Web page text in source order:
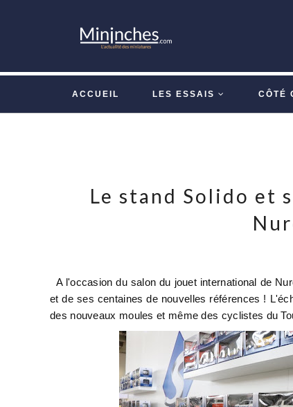
ACCUEIL LES ESSAIS CÔTÉ
Le stand Solido et
A l'occasion du salon du jouet international de
et de ses centaines de nouvelles références !
des nouveaux moules et même des cyclistes du